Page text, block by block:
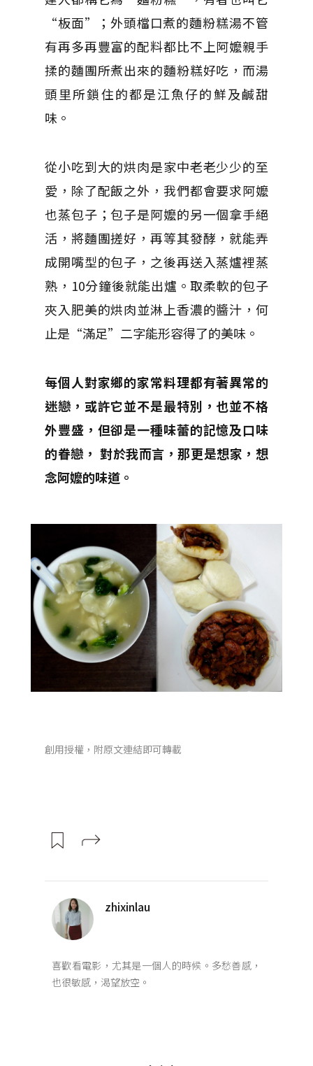
“板面”；外頭檔口煮的麵粉糕湯不管
有再多再豐富的配料都比不上阿嬤親手
揉的麵團所煮出來的麵粉糕好吃，而湯
頭里所鎖住的都是江魚仔的鮮及鹹甜
味。
從小吃到大的烘肉是家中老老少少的至
愛，除了配飯之外，我們都會要求阿嬤
也蒸包子；包子是阿嬤的另一個拿手絕
活，將麵團搓好，再等其發酵，就能弄
成開嘴型的包子，之後再送入蒸爐裡蒸
熟，10分鐘後就能出爐。取柔軟的包子
夾入肥美的烘肉並淋上香濃的醬汁，何
止是“滿足”二字能形容得了的美味。
每個人對家鄉的家常料理都有著異常的
迷戀，或許它並不是最特別，也並不格
外豐盛，但卻是一種味蕾的記憶及口味
的眷戀， 對於我而言，那更是想家，想
念阿嬤的味道。
創用授權，附原文連結即可轉載
zhixinlau
喜歡看電影，尤其是一個人的時候。多愁善感，
也很敏感，渴望放空。